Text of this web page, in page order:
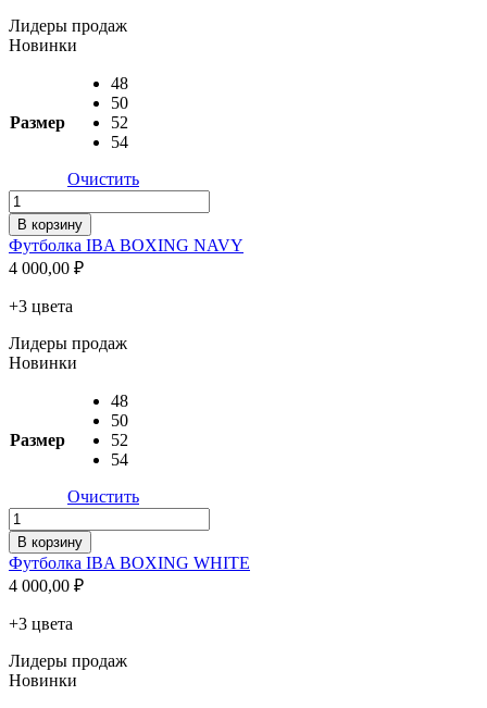
Лидеры продаж
Новинки
Размер
48
50
52
54
Очистить
Количество
товара
Футболка
IBA
BOXING
NAVY
В корзину
Футболка IBA BOXING NAVY
4 000,00 ₽
+3 цвета
Лидеры продаж
Новинки
Размер
48
50
52
54
Очистить
Количество
товара
Футболка
IBA
BOXING
WHITE
В корзину
Футболка IBA BOXING WHITE
4 000,00 ₽
+3 цвета
Лидеры продаж
Новинки